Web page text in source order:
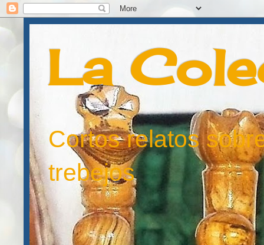
La
Cortos relatos
trebejos